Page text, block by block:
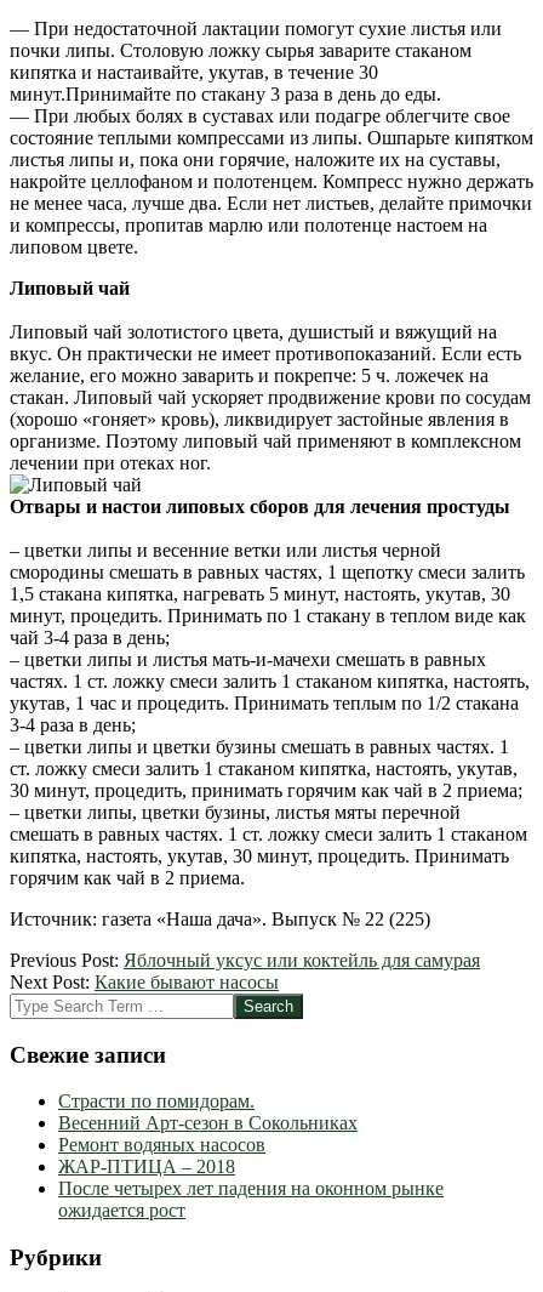
— При недостаточной лактации помогут сухие листья или
почки липы. Столовую ложку сырья заварите стаканом
кипятка и настаивайте, укутав, в течение 30
минут.Принимайте по стакану 3 раза в день до еды.
— При любых болях в суставах или подагре облегчите свое
состояние теплыми компрессами из липы. Ошпарьте кипятком
листья липы и, пока они горячие, наложите их на суставы,
накройте целлофаном и полотенцем. Компресс нужно держать
не менее часа, лучше два. Если нет листьев, делайте примочки
и компрессы, пропитав марлю или полотенце настоем на
липовом цвете.
Липовый чай
Липовый чай золотистого цвета, душистый и вяжущий на
вкус. Он практически не имеет противопоказаний. Если есть
желание, его можно заварить и покрепче: 5 ч. ложечек на
стакан. Липовый чай ускоряет продвижение крови по сосудам
(хорошо «гоняет» кровь), ликвидирует застойные явления в
организме. Поэтому липовый чай применяют в комплексном
лечении при отеках ног.
Отвары и настои липовых сборов для лечения простуды
– цветки липы и весенние ветки или листья черной
смородины смешать в равных частях, 1 щепотку смеси залить
1,5 стакана кипятка, нагревать 5 минут, настоять, укутав, 30
минут, процедить. Принимать по 1 стакану в теплом виде как
чай 3-4 раза в день;
– цветки липы и листья мать-и-мачехи смешать в равных
частях. 1 ст. ложку смеси залить 1 стаканом кипятка, настоять,
укутав, 1 час и процедить. Принимать теплым по 1/2 стакана
3-4 раза в день;
– цветки липы и цветки бузины смешать в равных частях. 1
ст. ложку смеси залить 1 стаканом кипятка, настоять, укутав,
30 минут, процедить, принимать горячим как чай в 2 приема;
– цветки липы, цветки бузины, листья мяты перечной
смешать в равных частях. 1 ст. ложку смеси залить 1 стаканом
кипятка, настоять, укутав, 30 минут, процедить. Принимать
горячим как чай в 2 приема.
Источник: газета «Наша дача». Выпуск № 22 (225)
2012-
05-
04
Previous Post: Яблочный уксус или коктейль для самурая
Next Post: Какие бывают насосы
Search
Свежие записи
Страсти по помидорам.
Весенний Арт-сезон в Сокольниках
Ремонт водяных насосов
ЖАР-ПТИЦА – 2018
После четырех лет падения на оконном рынке
ожидается рост
Рубрики